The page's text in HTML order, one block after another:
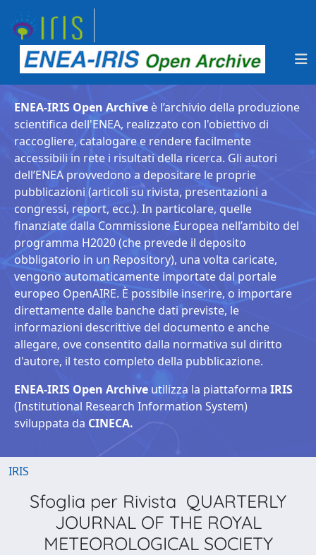
ENEA-IRIS Open Archive è l’archivio della produzione
scientifica dell'ENEA, realizzato con l'obiettivo di
raccogliere, catalogare e rendere facilmente
accessibili in rete i risultati della ricerca. Gli autori
dell’ENEA provvedono a depositare le proprie
pubblicazioni (articoli su rivista, presentazioni a
congressi, report, ecc.). In particolare, quelle
finanziate dalla Commissione Europea nell’ambito del
programma H2020 (che prevede il deposito
obbligatorio in un Repository), una volta caricate,
vengono automaticamente importate dal portale
europeo OpenAIRE. È possibile inserire, o importare
direttamente dalle banche dati previste, le
informazioni descrittive del documento e anche
allegare, ove consentito dalla normativa sul diritto
d'autore, il testo completo della pubblicazione.
ENEA-IRIS Open Archive utilizza la piattaforma IRIS
(Institutional Research Information System)
sviluppata da CINECA.
IRIS
Sfoglia per Rivista QUARTERLY
JOURNAL OF THE ROYAL
METEOROLOGICAL SOCIETY